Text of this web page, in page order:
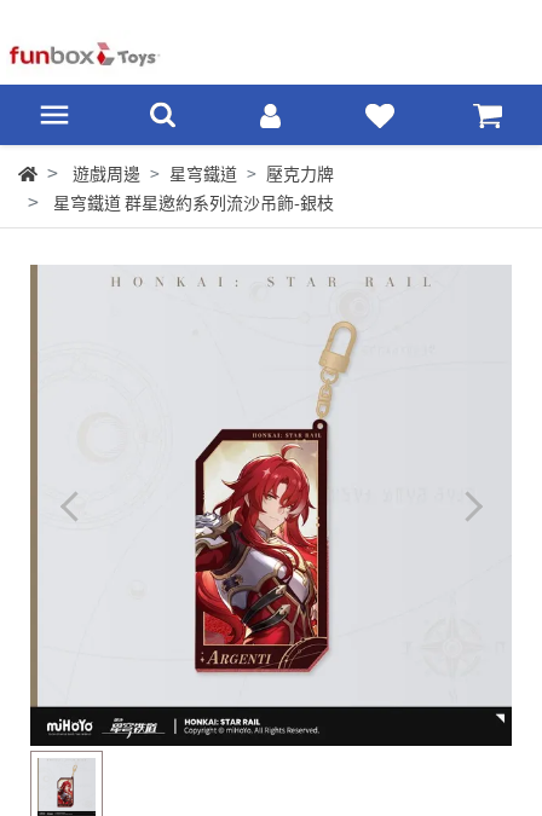
遊戲周邊 星穹鐵道
壓克力牌
星穹鐵道 群星邀約系列流沙吊飾-銀枝